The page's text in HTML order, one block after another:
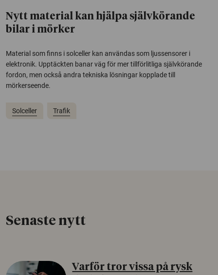
Nytt material kan hjälpa självkörande
bilar i mörker
Material som finns i solceller kan användas som ljussensorer i
elektronik. Upptäckten banar väg för mer tillförlitliga självkörande
fordon, men också andra tekniska lösningar kopplade till
mörkerseende.
Solceller Trafik
Senaste nytt
Varför tror vissa på rysk